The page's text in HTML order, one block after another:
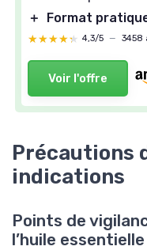
＋
Format
★★★★★
★★★★★ 4,3/5 — 3458
Voir l'offre
Précautions
indications
Points de
l’huile